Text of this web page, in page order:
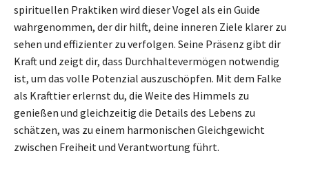
spirituellen Praktiken wird dieser Vogel als ein Guide
wahrgenommen, der dir hilft, deine inneren Ziele klarer zu
sehen und effizienter zu verfolgen. Seine Präsenz gibt dir
Kraft und zeigt dir, dass Durchhaltevermögen notwendig
ist, um das volle Potenzial auszuschöpfen. Mit dem Falke
als Krafttier erlernst du, die Weite des Himmels zu
genießen und gleichzeitig die Details des Lebens zu
schätzen, was zu einem harmonischen Gleichgewicht
zwischen Freiheit und Verantwortung führt.